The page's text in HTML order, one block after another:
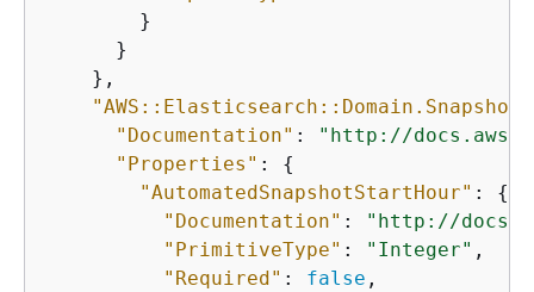
        }
      }
    },
"Documentation" :
"http://
"Properties" : {
"AutomatedSnapshotStartHour" : {
"Documentation" :
"http://
"PrimitiveType" : "Integer" ,
"Required" : false ,